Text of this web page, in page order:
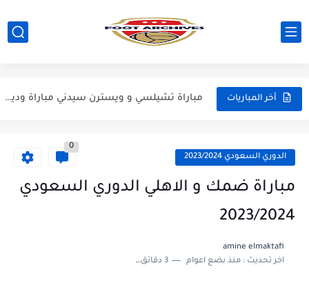
أخر المباريات
مباراة ريال مدريد و فيورنتينا مباراة ودية 2026
مباراة مانشستر سيتي و انتر ميلان مباراة ودية 2026
مباراة تشيلسي و ويسترن سيدني مباراة ودية 2026
الدوري السعودي 2023/2024
0
مباراة ضمك و الاهلي الدوري السعودي
2023/2024
amine elmaktafi
اخر تحديث :منذ بضع اعوام 3 دقائق للقراءة